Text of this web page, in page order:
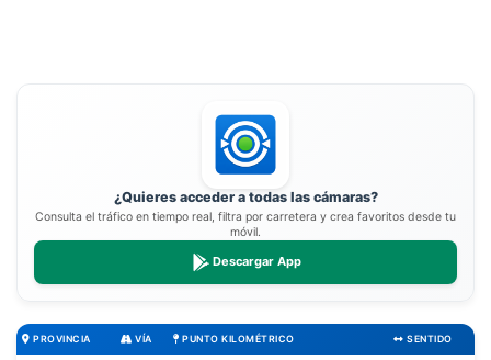
¿Quieres acceder a todas las cámaras?
Consulta el tráfico en tiempo real, filtra por carretera y crea favoritos desde tu
móvil.
Descargar App
PROVINCIA VÍA PUNTO KILOMÉTRICO SENTIDO